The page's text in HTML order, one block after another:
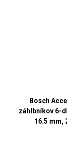
Bosch
záhlbníkov 6-
16.5 mm,